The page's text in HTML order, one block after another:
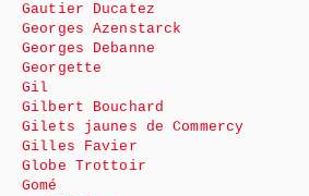
Gautier Ducatez
Georges Azenstarck
Georges Debanne
Georgette
Gil
Gilbert Bouchard
Gilets jaunes de Commercy
Gilles Favier
Globe Trottoir
Gomé